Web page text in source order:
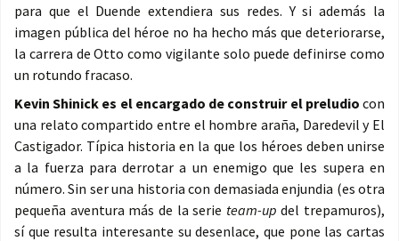
para que el Duende extendiera sus redes. Y si además la
imagen pública del héroe no ha hecho más que deteriorarse,
la carrera de Otto como vigilante solo puede definirse como
un rotundo fracaso.
Kevin Shinick es el encargado de construir el preludio con
una relato compartido entre el hombre araña, Daredevil y El
Castigador. Típica historia en la que los héroes deben unirse
a la fuerza para derrotar a un enemigo que les supera en
número. Sin ser una historia con demasiada enjundia (es otra
pequeña aventura más de la serie team-updel trepamuros),
sí que resulta interesante su desenlace, que pone las cartas